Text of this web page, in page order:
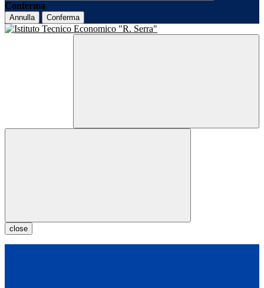
Conferma
Annulla Conferma
close